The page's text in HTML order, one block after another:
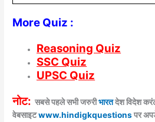
More Quiz :
Reasoning Quiz
SSC Quiz
UPSC Quiz
नोट: सबसे पहले सभी जरुरीभारतदेश विदेश
वेबसाइटwww.hindigkquestionsपर